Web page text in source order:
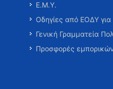
Ε.Μ.Υ.
Οδηγίες από ΕΟΔΥ για
Γενική Γραμματεία
Προσφορές